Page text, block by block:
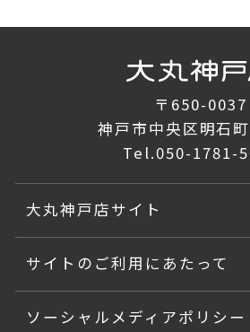
〒650-0037
神戸市中央区明石
Tel.050-1781-
大丸神戸店サイト
サイトのご利用にあたって
ソーシャルメディアポリシー